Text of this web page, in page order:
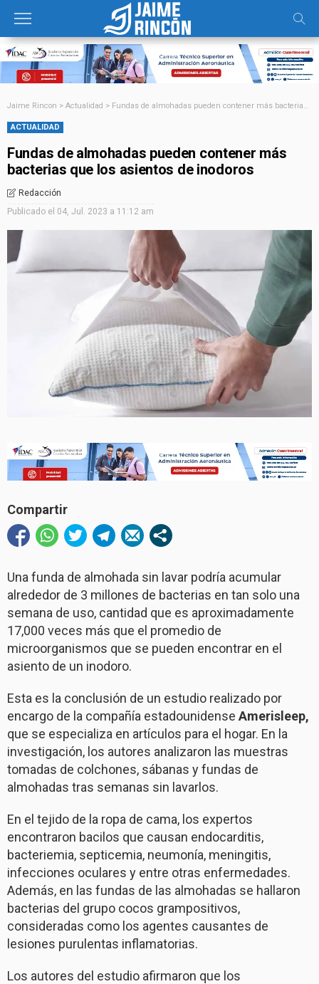
Jaime Rincon > Actualidad > Fundas de almohadas pueden contener más bacterias que los asientos de inodoros
ACTUALIDAD
Fundas de almohadas pueden contener más
bacterias que los asientos de inodoros
Redacción
Publicado el 04, Jul. 2023 a 11:12 am
Compartir
Una funda de almohada sin lavar podría acumular
alrededor de 3 millones de bacterias en tan solo una
semana de uso, cantidad que es aproximadamente
17,000 veces más que el promedio de
microorganismos que se pueden encontrar en el
asiento de un inodoro.
Esta es la conclusión de un estudio realizado por
encargo de la compañía estadounidense Amerisleep,
que se especializa en artículos para el hogar. En la
investigación, los autores analizaron las muestras
tomadas de colchones, sábanas y fundas de
almohadas tras semanas sin lavarlos.
En el tejido de la ropa de cama, los expertos
encontraron bacilos que causan endocarditis,
bacteriemia, septicemia, neumonía, meningitis,
infecciones oculares y entre otras enfermedades.
Además, en las fundas de las almohadas se hallaron
bacterias del grupo cocos grampositivos,
consideradas como los agentes causantes de
lesiones purulentas inflamatorias.
Los autores del estudio afirmaron que los